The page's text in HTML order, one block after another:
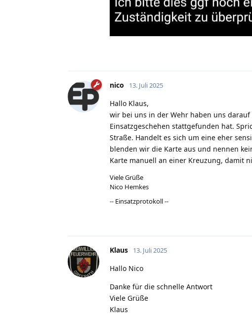
nico 13. Juli 2025
Hallo Klaus,
wir bei uns in der Wehr haben uns
Einsatzgeschehen stattgefunden hat.
Straße. Handelt es sich um eine eher
blenden wir die Karte aus und nennen
Karte manuell an einer Kreuzung, damit
Viele Grüße
Nico Hemkes
-- Einsatzprotokoll --
Klaus 13. Juli 2025
Hallo Nico
Danke für die schnelle Antwort
Viele Grüße
Klaus